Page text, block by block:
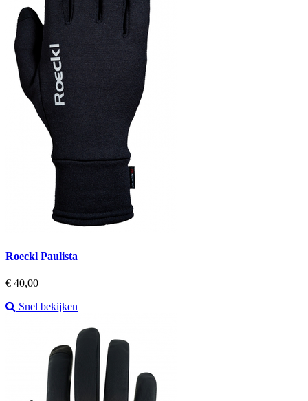
Roeckl Paulista
Prijs
€ 40,00
Snel bekijken